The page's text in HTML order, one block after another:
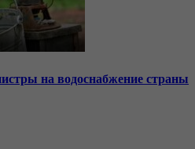
на водоснабжение страны